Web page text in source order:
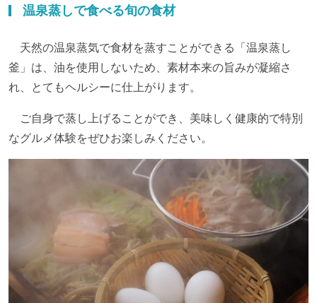
温泉蒸しで食べる旬の食材
天然の温泉蒸気で食材を蒸すことができる「温泉蒸し
釜」は、油を使用しないため、素材本来の旨みが凝縮さ
れ、とてもヘルシーに仕上がります。
ご自身で蒸し上げることができ、美味しく健康的で特別
なグルメ体験をぜひお楽しみください。